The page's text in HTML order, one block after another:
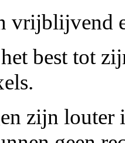
vrijblijvend
best tot
zijn louter